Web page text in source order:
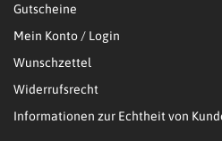
Gutscheine
Mein Konto / Login
Wunschzettel
Widerrufsrecht
Informationen zur Echtheit von